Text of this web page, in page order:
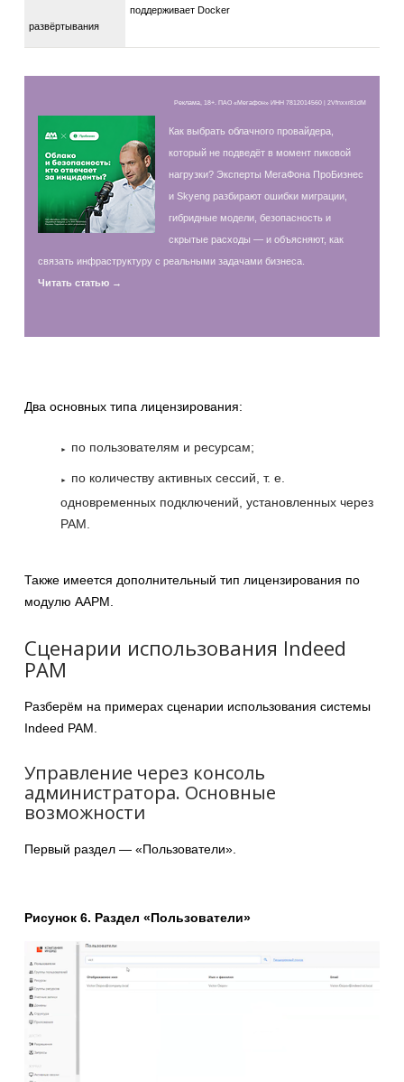
развёртывания
поддерживает Docker
Реклама, 18+. ПАО «Мегафон» ИНН 7812014560 | 2Vfnxxr81dM
Как выбрать облачного провайдера,
который не подведёт в момент пиковой
нагрузки? Эксперты МегаФона ПроБизнес
и Skyeng разбирают ошибки миграции,
гибридные модели, безопасность и
скрытые расходы — и объясняют, как
связать инфраструктуру с реальными задачами бизнеса.
Читать статью →
Два основных типа лицензирования:
по пользователям и ресурсам;
по количеству активных сессий, т. е.
одновременных подключений, установленных через
PAM.
Также имеется дополнительный тип лицензирования по
модулю AAPM.
Сценарии использования Indeed
PAM
Разберём на примерах сценарии использования системы
Indeed PAM.
Управление через консоль
администратора. Основные
возможности
Первый раздел — «Пользователи».
Рисунок 6. Раздел «Пользователи»